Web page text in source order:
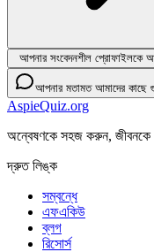
আপনার সংবেদনশীল প্রোফাইলকে
আপনার মতামত আমাদের কাছে
AspieQuiz.org
অন্বেষণকে সহজ করুন,
দ্রুত লিঙ্ক
সম্বন্ধে
এফএকিউ
ব্লগ
রিসোর্স